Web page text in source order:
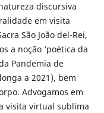
discursiva
em visita
São João del-Rei,
a noção ‘poética da
Pandemia de
a 2021), bem
Advogamos em
visita virtual sublima